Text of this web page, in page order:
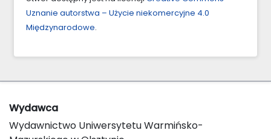
Uznanie autorstwa – Użycie niekomercyjne 4.0
Międzynarodowe.
Wydawca
Wydawnictwo Uniwersytetu Warmińsko-